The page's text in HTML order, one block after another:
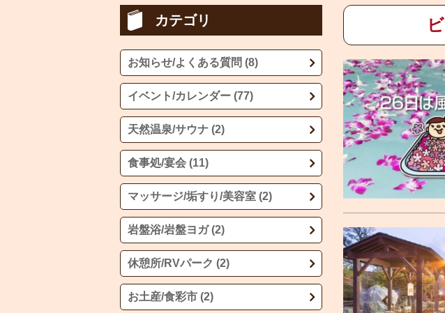
カテゴリ
お知らせ/よくある質問 (8)
イベント/カレンダー (77)
天然温泉/サウナ (2)
食事処/宴会 (11)
マッサージ/垢すり/美容室 (2)
岩盤浴/岩盤ヨガ (2)
休憩所/RVパーク (2)
お土産/食彩市 (2)